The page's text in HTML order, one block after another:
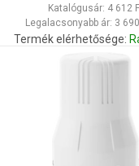
Katalógusár: 4 612
Legalacsonyabb ár: 3
Termék elérhetősége: